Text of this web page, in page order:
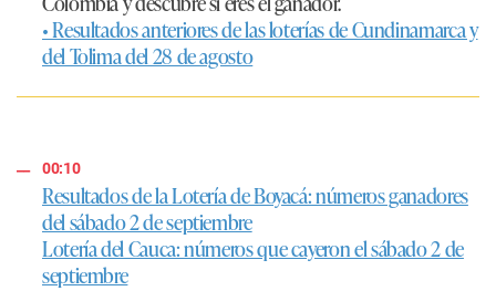
• Resultados anteriores de las loterías de Cundinamarca y
del Tolima del 28 de agosto
00:10
Resultados de la Lotería de Boyacá: números ganadores
del sábado 2 de septiembre
Lotería del Cauca: números que cayeron el sábado 2 de
septiembre